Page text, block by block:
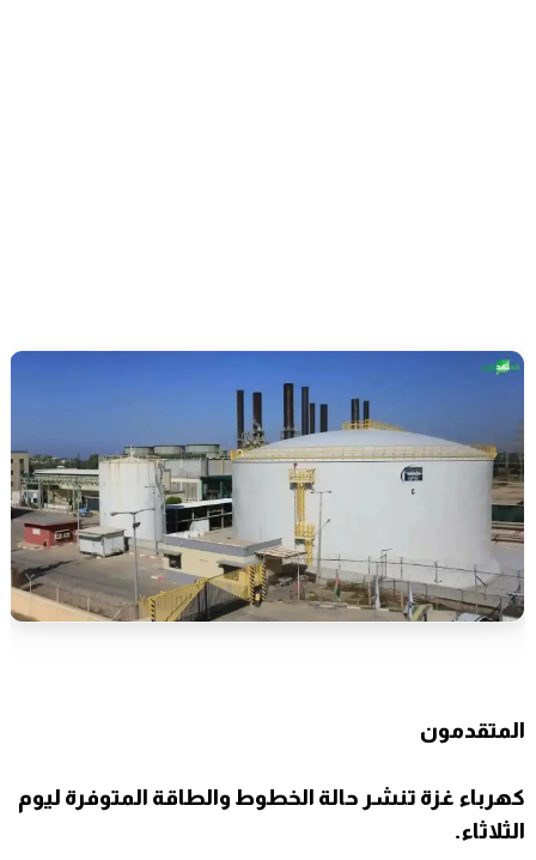
المتقدمون
كهرباء غزة تنشر حالة الخطوط والطاقة المتوفرة ليوم
الثلاثاء.